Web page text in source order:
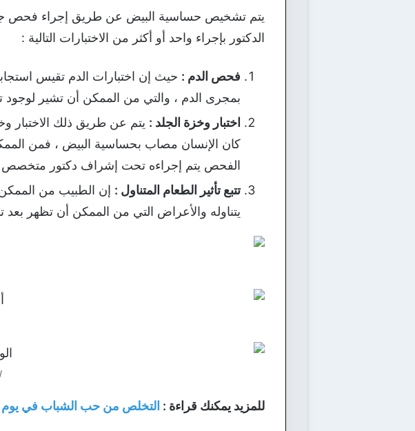
يتم تشخيص حساسية البيض عن طريق إجراء فحص
الدكتور بإجراء واحد أو أكثر من الاختبارات التالية :
فحص الدم : حيث إن اختبارات الدم تقيس
بمجرى الدم ، والتي من الممكن أن تشير
اختبار وخزة الجلد : يتم عن طريق ذلك الاختبار
كان الإنسان مصاب بحساسية البيض ، فمن
الفحص يتم إجراءه تحت إشراف دكتور متخصص
تتبع تأثير الطعام المتناول : إن الطبيب من
يتناوله والأعراض التي من الممكن أن تظهر بعد
للمزيد يمكنك قراءة : التخلص من حب الشباب في يوم